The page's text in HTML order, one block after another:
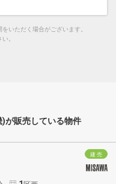
いただく場合がございます。
。
が販売している物件
建 売